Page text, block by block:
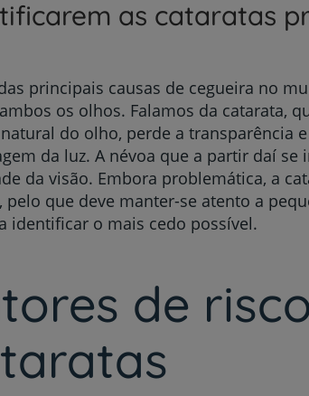
as cataratas
principais causas de cegueira no
os olhos. Falamos da catarata,
do olho, perde a transparência
da luz. A névoa que a partir daí se
da visão. Embora problemática, a
pelo que deve manter-se atento a
identificar o mais cedo possível.
de